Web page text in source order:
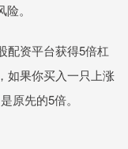
。
配资平台获得5倍杠
如果你买入一只上涨
原先的5倍。